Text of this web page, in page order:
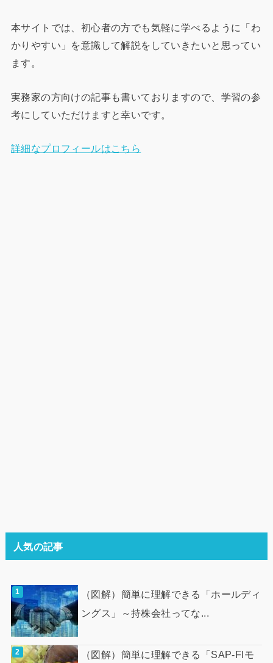
本サイトでは、初心者の方でも気軽に学べるように「わ
かりやすい」を意識して解説をしていきたいと思ってい
ます。
実務家の方向けの記事も書いておりますので、学習の参
考にしていただけますと幸いです。
詳細なプロフィールはこちら
人気の記事
（図解）簡単に理解できる「ホールディ
ングス」～持株会社ってな...
（図解）簡単に理解できる「SAP-FIモ